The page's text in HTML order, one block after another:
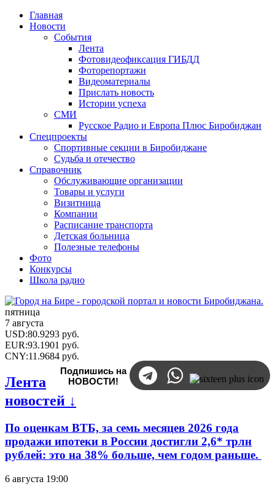
Главная
Новости
События
Лента
Фотовидеофиксация ГИБДД
Фоторепортажи
Видеоматериалы
Прислать новость
Истории успеха
СМИ
Русское Радио и Европа Плюс Биробиджан
Спецпроекты
Спортивные секции в Биробиджане
Судьба и отечество
Справочник
Обслуживающие организации
Товары и услуги
Визитница
Компании
Расписание транспорта
Детская больница
Полезные телефоны
Фото
Конкурсы
Школа радио
пятница
7 августа
USD:80.9293 руб.
EUR:93.1901 руб.
CNY:11.9684 руб.
Подпишись на
НОВОСТИ!
Лента
новостей ↓
По оценкам ВТБ, за семь месяцев 2026 года
продажи ипотеки в России достигли 2,6* трлн
рублей: это на 38% больше, чем годом раньше.
6 августа 19:00